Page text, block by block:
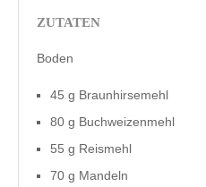
ZUTATEN
Boden
45 g Braunhirsemehl
80 g Buchweizenmehl
55 g Reismehl
70 g Mandeln